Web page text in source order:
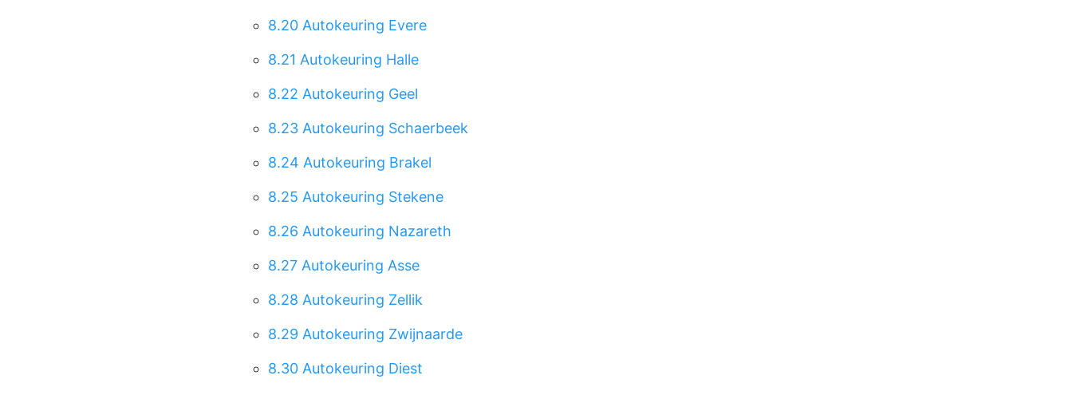
8.20 Autokeuring Evere
8.21 Autokeuring Halle
8.22 Autokeuring Geel
8.23 Autokeuring Schaerbeek
8.24 Autokeuring Brakel
8.25 Autokeuring Stekene
8.26 Autokeuring Nazareth
8.27 Autokeuring Asse
8.28 Autokeuring Zellik
8.29 Autokeuring Zwijnaarde
8.30 Autokeuring Diest